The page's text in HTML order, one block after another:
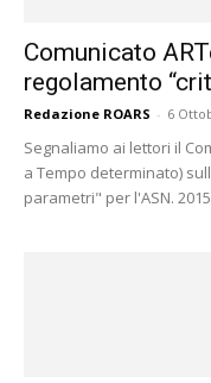
Comunicato
regolamento
Redazione ROARS - 6
Segnaliamo ai lettori il
a Tempo determinato)
parametri" per l'ASN.